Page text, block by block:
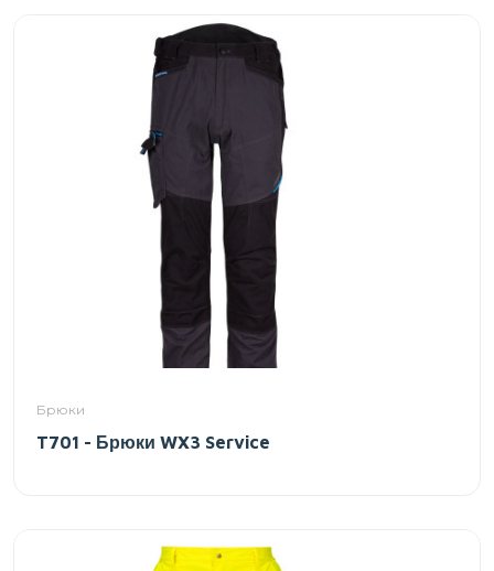
Брюки
T701 - Брюки WX3 Service